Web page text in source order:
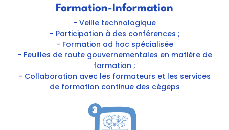
Formation-Information
- Veille technologique
- Participation à des conférences ;
- Formation ad hoc spécialisée
- Feuilles de route gouvernementales en matière de
formation ;
- Collaboration avec les formateurs et les services
de formation continue des cégeps